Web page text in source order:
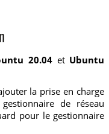
20.04 et Ubuntu
la prise en charge
de réseau
pour le gestionnaire